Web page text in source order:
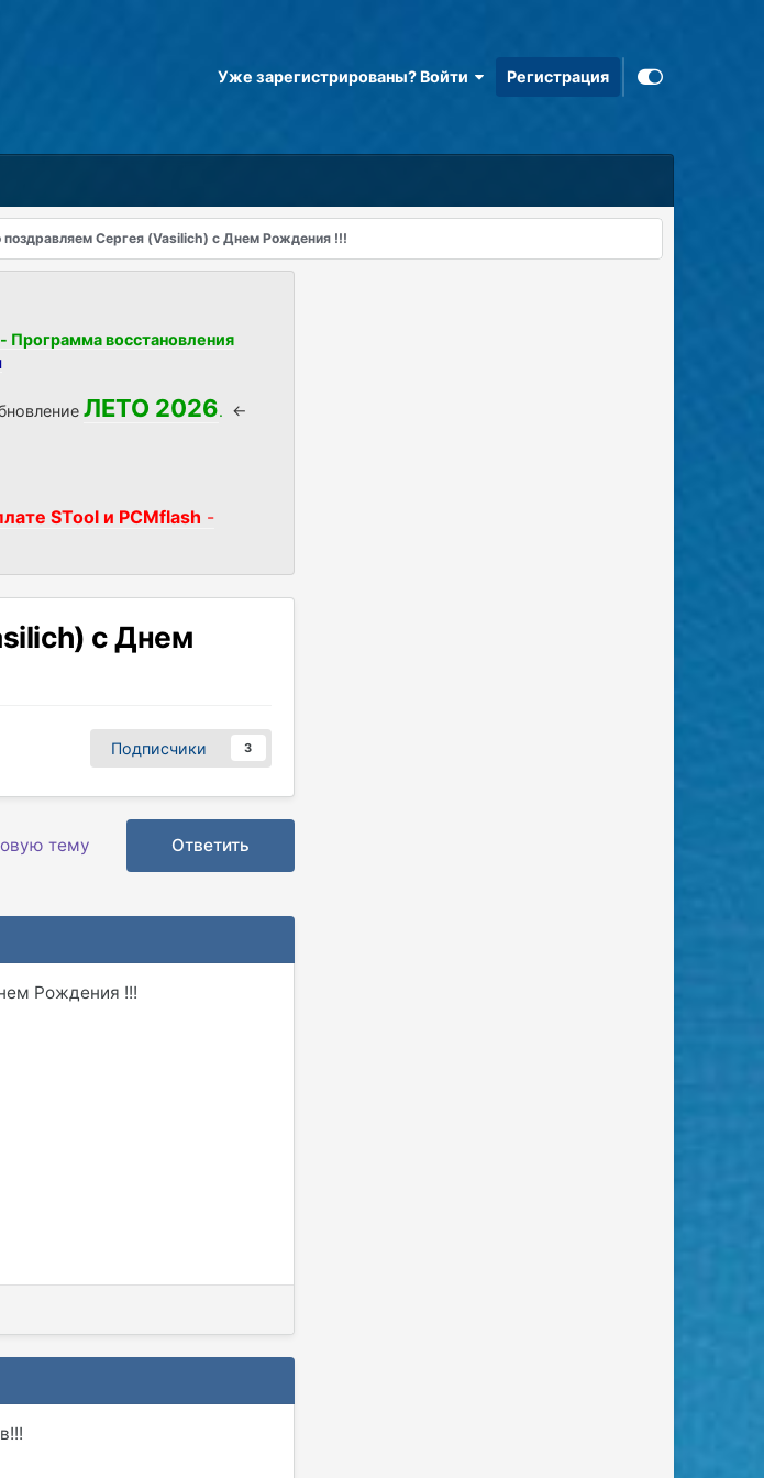
Уже зарегистрированы? Войти Регистрация
Сергея (Vasilich) с Днем Рождения !!!
Программа восстановления
ЛЕТО 2026. <-
STool и PCMflash -
с Днем
Подписчики 3
Ответить
тему
Рождения !!!